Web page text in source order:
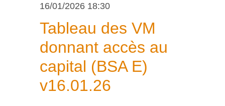
16/01/2026 18:30
Tableau des VM
donnant accès au
capital (BSA E)
v16.01.26